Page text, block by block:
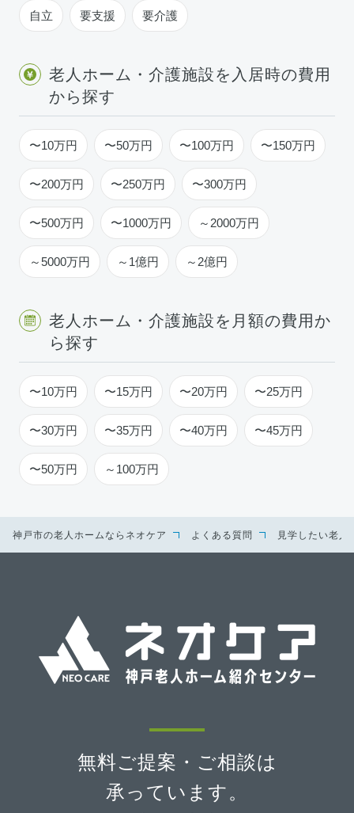
自立 要支援 要介護
老人ホーム・介護施設を入居時の費用
から探す
〜10万円 〜50万円 〜100万円 〜150万円
〜200万円 〜250万円 〜300万円
〜500万円 〜1000万円 ～2000万円
～5000万円 ～1億円 ～2億円
老人ホーム・介護施設を月額の費用か
ら探す
〜10万円 〜15万円 〜20万円 〜25万円
〜30万円 〜35万円 〜40万円 〜45万円
〜50万円 ～100万円
神戸市の老人ホームならネオケア よくある質問 見学したい老人
無料ご提案・ご相談は
承っています。